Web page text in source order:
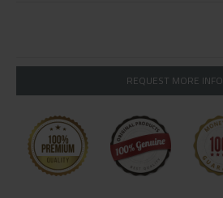
REQUEST MORE INFO